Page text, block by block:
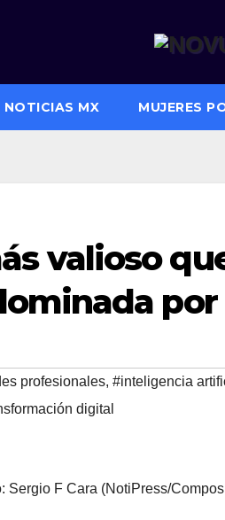
NOTICIAS MX MUJERES
valioso
por
profesionales, #inteligencia
digital
Sergio F Cara (NotiPress/